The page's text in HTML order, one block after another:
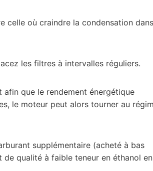
celle où craindre la condensation dans
les filtres à intervalles réguliers.
que le rendement énergétique
le moteur peut alors tourner au
supplémentaire (acheté à bas
qualité à faible teneur en éthanol en